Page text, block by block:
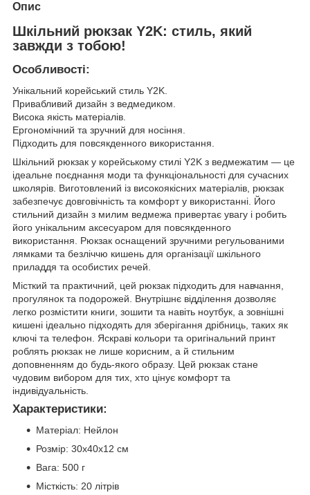
Опис
Шкільний рюкзак Y2K: стиль, який
завжди з тобою!
Особливості:
Унікальний корейський стиль Y2K.
Привабливий дизайн з ведмедиком.
Висока якість матеріалів.
Ергономічний та зручний для носіння.
Підходить для повсякденного використання.
Шкільний рюкзак у корейському стилі Y2K з ведмежатим — це
ідеальне поєднання моди та функціональності для сучасних
школярів. Виготовлений із високоякісних матеріалів, рюкзак
забезпечує довговічність та комфорт у використанні. Його
стильний дизайн з милим ведмежа привертає увагу і робить
його унікальним аксесуаром для повсякденного
використання. Рюкзак оснащений зручними регульованими
лямками та безліччю кишень для організації шкільного
приладдя та особистих речей.
Місткий та практичний, цей рюкзак підходить для навчання,
прогулянок та подорожей. Внутрішнє відділення дозволяє
легко розмістити книги, зошити та навіть ноутбук, а зовнішні
кишені ідеально підходять для зберігання дрібниць, таких як
ключі та телефон. Яскраві кольори та оригінальний принт
роблять рюкзак не лише корисним, а й стильним
доповненням до будь-якого образу. Цей рюкзак стане
чудовим вибором для тих, хто цінує комфорт та
індивідуальність.
Характеристики:
Матеріал: Нейлон
Розмір: 30x40x12 см
Вага: 500 г
Місткість: 20 літрів